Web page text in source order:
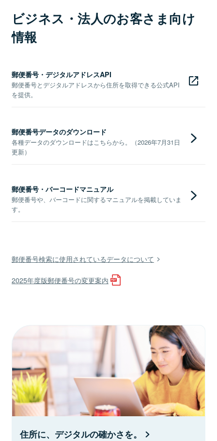
ビジネス・法人のお客さま向け
情報
郵便番号・デジタルアドレスAPI
郵便番号とデジタルアドレスから住所を取得できる公式API
を提供。
郵便番号データのダウンロード
各種データのダウンロードはこちらから。（2026年7月31日
更新）
郵便番号・バーコードマニュアル
郵便番号や、バーコードに関するマニュアルを掲載していま
す。
郵便番号検索に使用されているデータについて
2025年度版郵便番号の変更案内
住所に、デジタルの確かさを。